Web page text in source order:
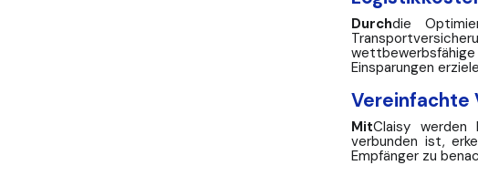
Durchdie
Einsparungen
Vereinfachte
MitClaisy werden
verbunden ist,
Empfänger zu